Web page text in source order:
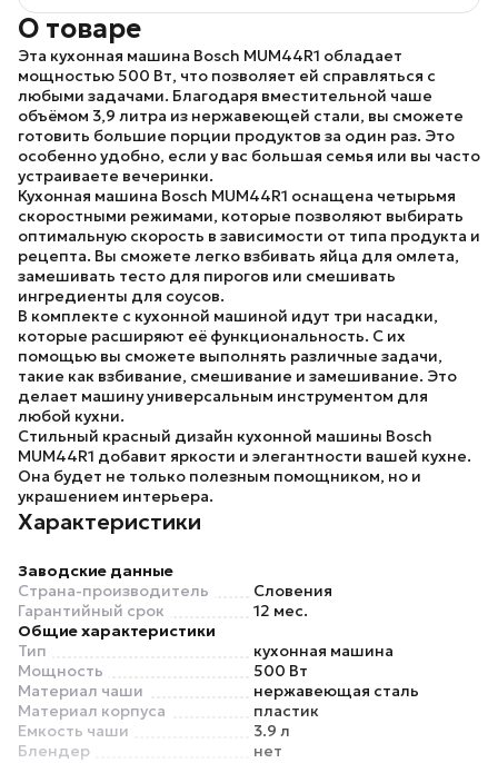
О товаре
Эта кухонная машина Bosch MUM44R1 обладает
мощностью 500 Вт, что позволяет ей справляться с
любыми задачами. Благодаря вместительной чаше
объёмом 3,9 литра из нержавеющей стали, вы сможете
готовить большие порции продуктов за один раз. Это
особенно удобно, если у вас большая семья или вы часто
устраиваете вечеринки.
Кухонная машина Bosch MUM44R1 оснащена четырьмя
скоростными режимами, которые позволяют выбирать
оптимальную скорость в зависимости от типа продукта и
рецепта. Вы сможете легко взбивать яйца для омлета,
замешивать тесто для пирогов или смешивать
ингредиенты для соусов.
В комплекте с кухонной машиной идут три насадки,
которые расширяют её функциональность. С их
помощью вы сможете выполнять различные задачи,
такие как взбивание, смешивание и замешивание. Это
делает машину универсальным инструментом для
любой кухни.
Стильный красный дизайн кухонной машины Bosch
MUM44R1 добавит яркости и элегантности вашей кухне.
Она будет не только полезным помощником, но и
украшением интерьера.
Характеристики
Заводские данные
Страна-производитель
Словения
Гарантийный срок
12 мес.
Общие характеристики
Тип
кухонная машина
Мощность
500 Вт
Материал чаши
нержавеющая сталь
Материал корпуса
пластик
Емкость чаши
3.9 л
Блендер
нет